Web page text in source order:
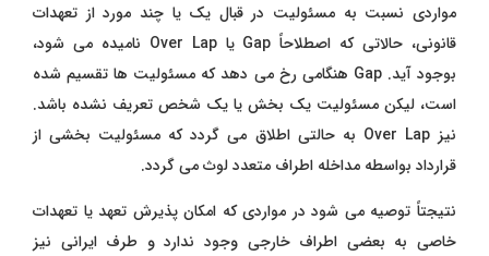
مواردی نسبت به مسئولیت در قبال یک یا چند مورد از تعهدات
قانونی، حالاتی که اصطلاحاً Gap یا Over Lap نامیده می شود،
بوجود آید. Gap هنگامی رخ می دهد که مسئولیت ها تقسیم شده
است، لیکن مسئولیت یک بخش یا یک شخص تعریف نشده باشد.
نیز Over Lap به حالتی اطلاق می گردد که مسئولیت بخشی از
قرارداد بواسطه مداخله اطراف متعدد لوث می گردد.
نتیجتاً توصیه می شود در مواردی که امکان پذیرش تعهد یا تعهدات
خاصی به بعضی اطراف خارجی وجود ندارد و طرف ایرانی نیز